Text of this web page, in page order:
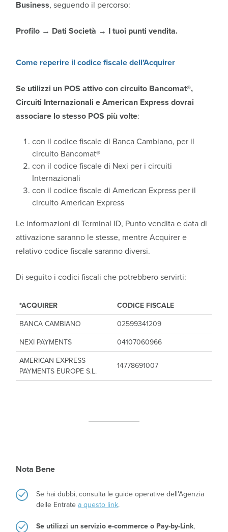
Business, seguendo il percorso:
Profilo → Dati Società → I tuoi punti vendita.
Come reperire il codice fiscale dell’Acquirer
Se utilizzi un POS attivo con circuito Bancomat®,
Circuiti Internazionali e American Express dovrai
associare lo stesso POS più volte:
con il codice fiscale di Banca Cambiano, per il
circuito Bancomat®
con il codice fiscale di Nexi per i circuiti
Internazionali
con il codice fiscale di American Express per il
circuito American Express
Le informazioni di Terminal ID, Punto vendita e data di
attivazione saranno le stesse, mentre Acquirer e
relativo codice fiscale saranno diversi.
Di seguito i codici fiscali che potrebbero servirti:
*ACQUIRER CODICE FISCALE
BANCA CAMBIANO 02599341209
NEXI PAYMENTS 04107060966
AMERICAN EXPRESS
PAYMENTS EUROPE S.L.
14778691007
Nota Bene
Se hai dubbi, consulta le guide operative dell’Agenzia
delle Entratea questo link.
Se utilizzi un servizio e-commerce o Pay-by-Link,